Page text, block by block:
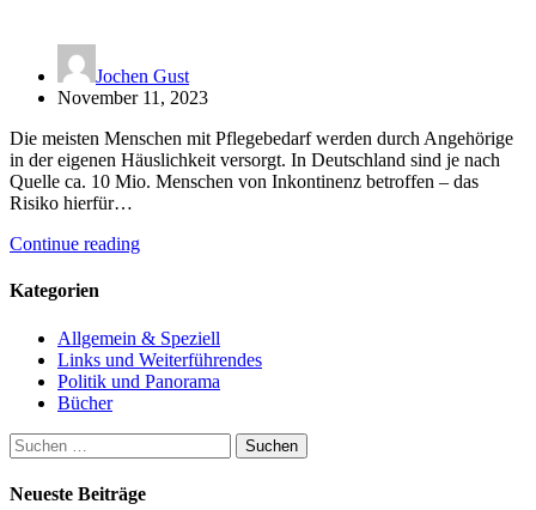
Jochen Gust
November 11, 2023
Die meisten Menschen mit Pflegebedarf werden durch Angehörige
in der eigenen Häuslichkeit versorgt. In Deutschland sind je nach
Quelle ca. 10 Mio. Menschen von Inkontinenz betroffen – das
Risiko hierfür…
Continue reading
Kategorien
Allgemein & Speziell
Links und Weiterführendes
Politik und Panorama
Bücher
Suchen
nach:
Neueste Beiträge